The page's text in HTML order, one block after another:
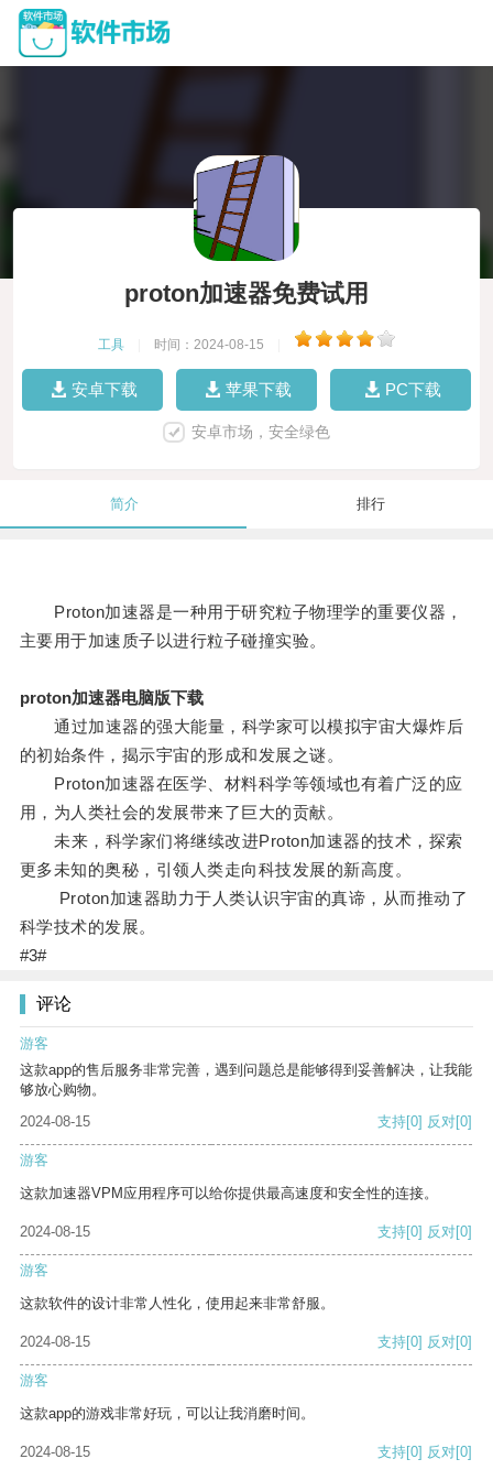
proton加速器免费试用
工具 时间：2024-08-15
安卓下载 苹果下载 PC下载
安卓市场，安全绿色
简介 排行
Proton加速器是一种用于研究粒子物理学的重要仪器，
主要用于加速质子以进行粒子碰撞实验。
proton加速器电脑版下载
通过加速器的强大能量，科学家可以模拟宇宙大爆炸后
的初始条件，揭示宇宙的形成和发展之谜。
Proton加速器在医学、材料科学等领域也有着广泛的应
用，为人类社会的发展带来了巨大的贡献。
未来，科学家们将继续改进Proton加速器的技术，探索
更多未知的奥秘，引领人类走向科技发展的新高度。
Proton加速器助力于人类认识宇宙的真谛，从而推动了
科学技术的发展。
#3#
评论
游客
这款app的售后服务非常完善，遇到问题总是能够得到妥善解决，让我能
够放心购物。
2024-08-15
支持[0] 反对[0]
游客
这款加速器VPM应用程序可以给你提供最高速度和安全性的连接。
2024-08-15 支持[0] 反对[0]
游客
这款软件的设计非常人性化，使用起来非常舒服。
2024-08-15 支持[0] 反对[0]
游客
这款app的游戏非常好玩，可以让我消磨时间。
2024-08-15 支持[0] 反对[0]